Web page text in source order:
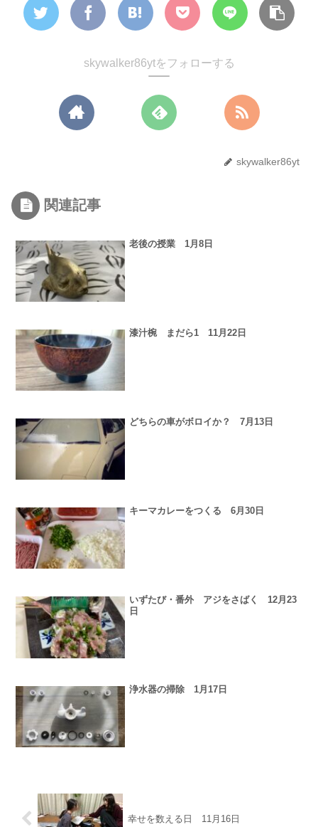
skywalker86ytをフォローする
skywalker86yt
関連記事
老後の授業 1月8日
漆汁椀 まだら1 11月22日
どちらの車がボロイか？ 7月13日
キーマカレーをつくる 6月30日
いずたび・番外 アジをさばく 12月23
日
浄水器の掃除 1月17日
幸せを数える日 11月16日